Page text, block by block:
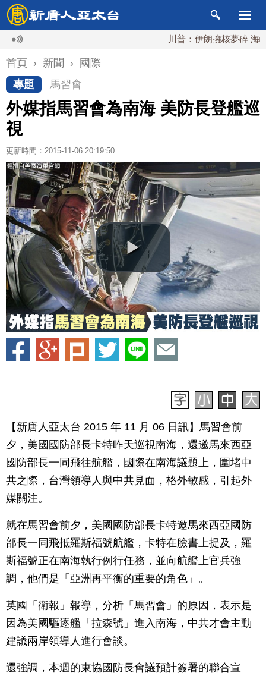
川普：伊朗擁核夢碎 海峽即將
首頁 › 新聞 ›
國際
專題
馬習會
外媒指馬習會為南海 美防長登艦巡
視
更新時間：2015-11-06 20:19:50
【新唐人亞太台 2015 年 11 月 06 日訊】馬習會前
夕，美國國防部長卡特昨天巡視南海，還邀馬來西亞
國防部長一同飛往航艦，國際在南海議題上，圍堵中
共之際，台灣領導人與中共見面，格外敏感，引起外
媒關注。
就在馬習會前夕，美國國防部長卡特邀馬來西亞國防
部長一同飛抵羅斯福號航艦，卡特在臉書上提及，羅
斯福號正在南海執行例行任務，並向航艦上官兵強
調，他們是「亞洲再平衡的重要的角色」。
英國「衛報」報導，分析「馬習會」的原因，表示是
因為美國驅逐艦「拉森號」進入南海，中共才會主動
建議兩岸領導人進行會談。
還強調，本週的東協國防長會議預計簽署的聯合宣